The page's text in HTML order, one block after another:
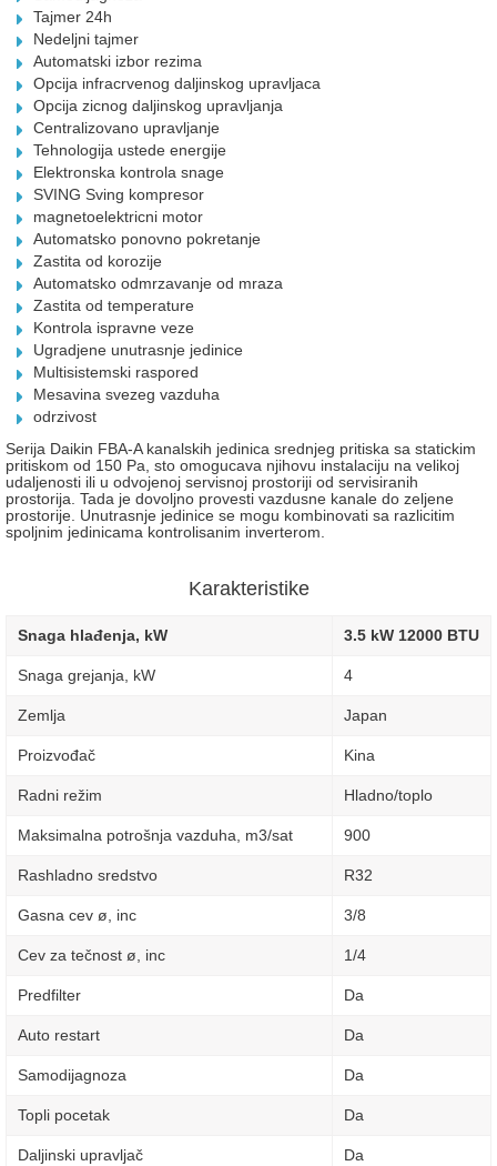
Tajmer 24h
Nedeljni tajmer
Automatski izbor rezima
Opcija infracrvenog daljinskog upravljaca
Opcija zicnog daljinskog upravljanja
Centralizovano upravljanje
Tehnologija ustede energije
Elektronska kontrola snage
SVING Sving kompresor
magnetoelektricni motor
Automatsko ponovno pokretanje
Zastita od korozije
Automatsko odmrzavanje od mraza
Zastita od temperature
Kontrola ispravne veze
Ugradjene unutrasnje jedinice
Multisistemski raspored
Mesavina svezeg vazduha
odrzivost
Serija Daikin FBA-A kanalskih jedinica srednjeg pritiska sa statickim
pritiskom od 150 Pa, sto omogucava njihovu instalaciju na velikoj
udaljenosti ili u odvojenoj servisnoj prostoriji od servisiranih
prostorija. Tada je dovoljno provesti vazdusne kanale do zeljene
prostorije. Unutrasnje jedinice se mogu kombinovati sa razlicitim
spoljnim jedinicama kontrolisanim inverterom.
Karakteristike
Snaga hlađenja, kW 3.5 kW 12000 BTU
Snaga grejanja, kW 4
Zemlja Japan
Proizvođač Kina
Radni režim Hladno/toplo
Maksimalna potrošnja vazduha, m3/sat 900
Rashladno sredstvo R32
Gasna cev ø, inc 3/8
Cev za tečnost ø, inc 1/4
Predfilter Da
Auto restart Da
Samodijagnoza Da
Topli pocetak Da
Daljinski upravljač Da